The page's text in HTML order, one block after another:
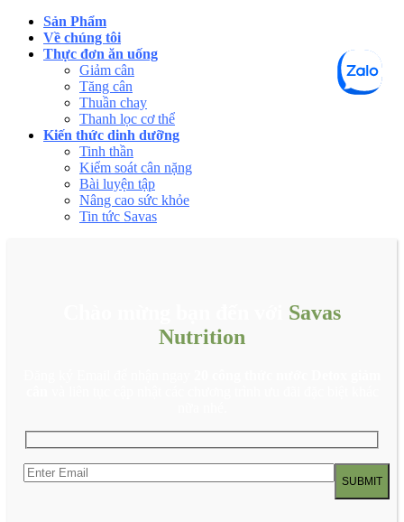
Sản Phẩm
Về chúng tôi
Thực đơn ăn uống
Giảm cân
Tăng cân
Thuần chay
Thanh lọc cơ thể
Kiến thức dinh dưỡng
Tinh thần
Kiểm soát cân nặng
Bài luyện tập
Nâng cao sức khỏe
Tin tức Savas
Savas
Nutrition